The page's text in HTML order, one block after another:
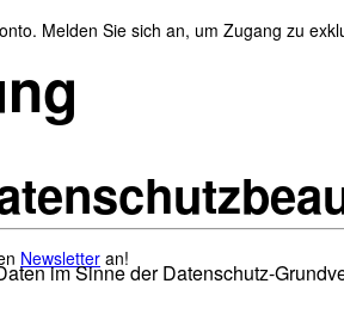
Newsletter an!
Melden Sie sich an, um Zugang zu
im Sinne der Datenschutz-